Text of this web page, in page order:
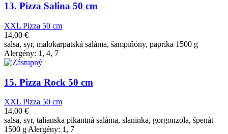
13. Pizza Salina 50 cm
XXL Pizza 50 cm
14,00 €
salsa, syr, malokarpatská saláma, šampiňóny, paprika 1500 g
Alergény: 1, 4, 7
15. Pizza Rock 50 cm
XXL Pizza 50 cm
14,00 €
salsa, syr, talianska pikantná saláma, slaninka, gorgonzola, špenát
1500 g Alergény: 1, 7